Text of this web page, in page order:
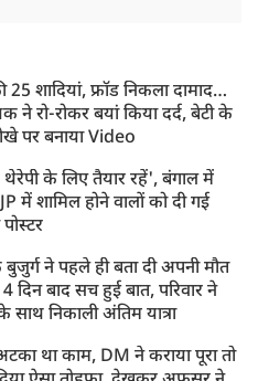
के बीच आज होगी तीसरे दौर
अभियान, सीएम योगी लखनऊ
शादियां, फ्रॉड निकला दामाद…
ने रो-रोकर बयां किया दर्द, बेटी के
पर बनाया Video
के लिए तैयार रहें', बंगाल में
में शामिल होने वालों को दी गई
ने पहले ही बता दी अपनी मौत
दिन बाद सच हुई बात, परिवार ने
साथ निकाली अंतिम यात्रा
था काम, DM ने कराया पूरा तो